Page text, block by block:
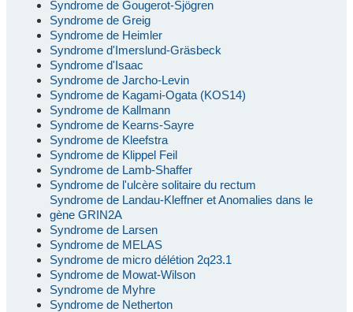
Syndrome de Gougerot-Sjögren
Syndrome de Greig
Syndrome de Heimler
Syndrome d'Imerslund-Gräsbeck
Syndrome d'Isaac
Syndrome de Jarcho-Levin
Syndrome de Kagami-Ogata (KOS14)
Syndrome de Kallmann
Syndrome de Kearns-Sayre
Syndrome de Kleefstra
Syndrome de Klippel Feil
Syndrome de Lamb-Shaffer
Syndrome de l'ulcère solitaire du rectum
Syndrome de Landau-Kleffner et Anomalies dans le
gène GRIN2A
Syndrome de Larsen
Syndrome de MELAS
Syndrome de micro délétion 2q23.1
Syndrome de Mowat-Wilson
Syndrome de Myhre
Syndrome de Netherton